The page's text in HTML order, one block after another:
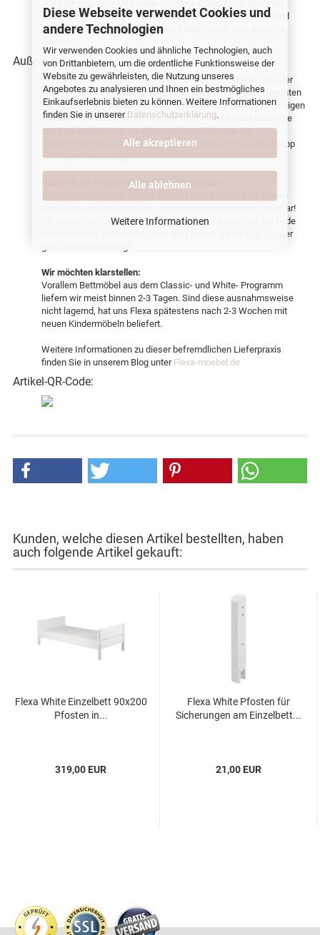
Diese Webseite verwendet Cookies und
andere Technologien
Wir verwenden Cookies und ähnliche Technologien, auch
von Drittanbietern, um die ordentliche Funktionsweise der
Website zu gewährleisten, die Nutzung unseres
Angebotes zu analysieren und Ihnen ein bestmögliches
Einkaufserlebnis bieten zu können. Weitere Informationen
finden Sie in unserer Datenschutzerklärung.
Alle akzeptieren
Alle ablehnen
Weitere Informationen
deutschen Anleitung ordnungsgemäß zusammengebaut, sind
diese Systemmöbel selbst für die lebhaftesten Kids bestens
Außerdem:
Dieser Artikel kann problemlos mit weiteren Produkten aus der
FLEXA White-Kollektion ergänzt bzw. erweitert werden. Beachten
Sie bitte, dass Teile aus anderen Möbel Programmen mit wenigen
Ausnahmen nicht passen werden. Im Zweifel kontaktieren Sie
uns bitte telefonisch, via Chat oder eMail. Mit der o.g.
Telefonnummer erreichen Sie uns übrigens auch via WhatsApp
und Signal-Messenger.
Vorsicht vor fragwürdigen Billig-Angeboten!
günstigen Preisen an. Häufig sind diese aber gar nicht lieferbar!
Oft muss man sehr genau hinschauen oder sogar erst am Ende
der Bestellung feststellen, dass die Lieferung erst in 9, 12 oder
Wir möchten klarstellen:
Vorallem Bettmöbel aus dem Classic- und White- Programm
liefern wir meist binnen 2-3 Tagen. Sind diese ausnahmsweise
nicht lagernd, hat uns Flexa spätestens nach 2-3 Wochen mit
neuen Kindermöbeln beliefert.
Weitere Informationen zu dieser befremdlichen Lieferpraxis
finden Sie in unserem Blog unter Flexa-moebel.de
Artikel-QR-Code:
Kunden, welche diesen Artikel bestellten, haben
auch folgende Artikel gekauft:
Flexa White Einzelbett 90x200
Pfosten in...
319,00 EUR
Flexa White Pfosten für
Sicherungen am Einzelbett...
21,00 EUR